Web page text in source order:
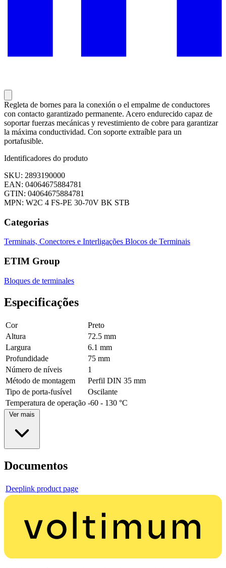
Regleta de bornes para la conexión o el empalme de conductores
con contacto garantizado permanente. Acero endurecido capaz de
soportar fuerzas mecánicas y revestimiento de cobre para garantizar
la máxima conductividad. Con soporte extraíble para un
portafusible.
Identificadores do produto
SKU: 2893190000
EAN: 04064675884781
GTIN: 04064675884781
MPN: W2C 4 FS-PE 30-70V BK STB
Categorias
Terminais, Conectores e Interligações Blocos de Terminais
ETIM Group
Bloques de terminales
Especificações
Cor
Preto
Altura
72.5 mm
Largura
6.1 mm
Profundidade
75 mm
Número de níveis
1
Método de montagem
Perfil DIN 35 mm
Tipo de porta-fusível
Oscilante
Temperatura de operação -60 - 130 °C
Ver mais
Documentos
Deeplink product page